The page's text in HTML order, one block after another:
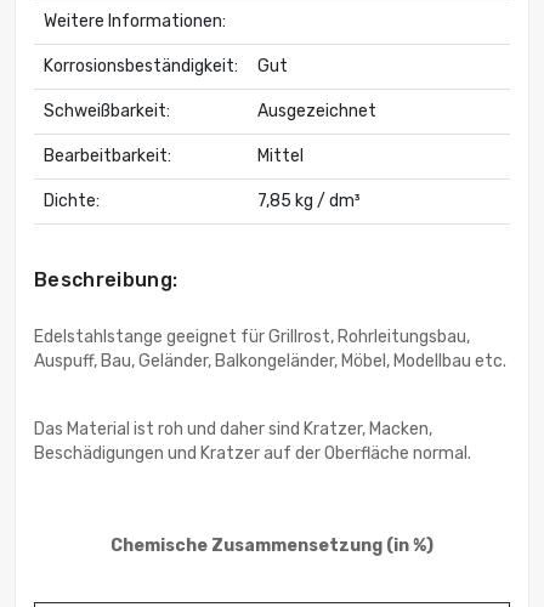
Weitere Informationen:
Korrosionsbeständigkeit: Gut
Schweißbarkeit: Ausgezeichnet
Bearbeitbarkeit: Mittel
Dichte: 7,85 kg / dm³
Beschreibung:
Edelstahlstange geeignet für Grillrost, Rohrleitungsbau,
Auspuff, Bau, Geländer, Balkongeländer, Möbel, Modellbau etc.
Das Material ist roh und daher sind Kratzer, Macken,
Beschädigungen und Kratzer auf der Oberfläche normal.
Chemische Zusammensetzung (in %)